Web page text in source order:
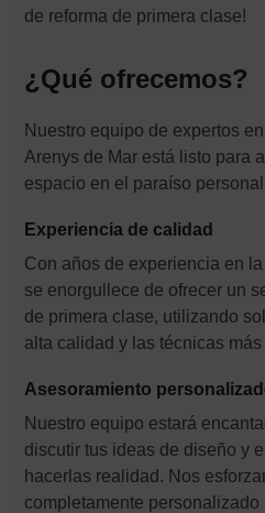
de reforma de primera clase!
¿Qué ofrecemos?
Nuestro equipo de expertos
Arenys de Mar está listo para
espacio en el paraíso
Experiencia de calidad
Con años de experiencia en
se enorgullece de ofrecer un
de primera clase, utilizando
alta calidad y las técnicas
Asesoramiento
Nuestro equipo estará
discutir tus ideas de diseño y
hacerlas realidad. Nos
completamente personalizado